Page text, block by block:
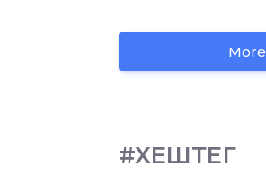
More
#ХЕШТЕГ